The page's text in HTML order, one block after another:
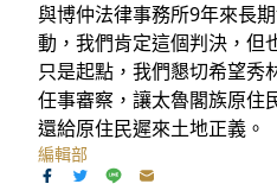
與博仲法律事務所9年來長
動，我們肯定這個判決，但
只是起點，我們懇切希望秀
任事審察，讓太魯閣族原住
還給原住民遲來土地正義。
編輯部